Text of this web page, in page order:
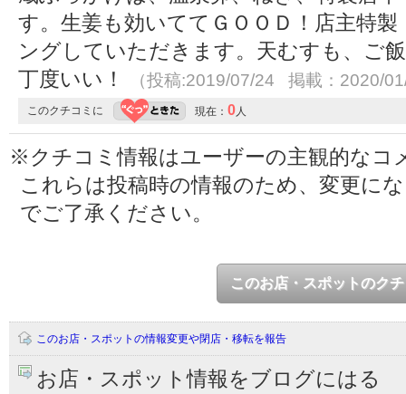
す。生姜も効いててＧＯＯＤ！店主特
ングしていただきます。天むすも、ご
丁度いい！
（投稿:2019/07/24 掲載：2020/
このクチコミに 現在： 0人
※クチコミ情報はユーザーの主観的なコ
これらは投稿時の情報のため、変更に
でご了承ください。
このお店・スポットのク
このお店・スポットの情報変更や閉店・移転を報告
お店・スポット情報をブログにはる